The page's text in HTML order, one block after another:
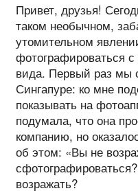
Привет, друзья!
таком необычном,
утомительном
фотографироваться
вида. Первый раз мы
Сингапуре: ко мне
показывать на
подумала, что она
компанию, но
об этом: «Вы не
возражать?